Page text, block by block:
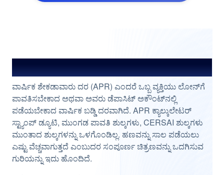
APR ಕ್ಯಾಲ್ಕುಲೇಟರ್ ಬಗ್ಗೆ
ವಾರ್ಷಿಕ ಶೇಕಡಾವಾರು ದರ (APR) ಎಂದರೆ ಒಬ್ಬ ವ್ಯಕ್ತಿಯು ಲೋನ್‌ಗೆ
ಪಾವತಿಸಬೇಕಾದ ಅಥವಾ ಅವರು ಡೆಪಾಸಿಟ್ ಅಕೌಂಟ್‌ನಲ್ಲಿ
ಪಡೆಯಬೇಕಾದ ವಾರ್ಷಿಕ ಬಡ್ಡಿ ದರವಾಗಿದೆ. APR ಕ್ಯಾಲ್ಕುಲೇಟರ್
ಸ್ಟ್ಯಾಂಪ್ ಡ್ಯೂಟಿ, ಮುಂಗಡ ಪಾವತಿ ಶುಲ್ಕಗಳು, CERSAI ಶುಲ್ಕಗಳು
ಮುಂತಾದ ಶುಲ್ಕಗಳನ್ನು ಒಳಗೊಂಡಿಲ್ಲ. ಹಣವನ್ನು ಸಾಲ ಪಡೆಯಲು
ಎಷ್ಟು ವೆಚ್ಚವಾಗುತ್ತದೆ ಎಂಬುದರ ಸಂಪೂರ್ಣ ಚಿತ್ರಣವನ್ನು ಒದಗಿಸುವ
ಗುರಿಯನ್ನು ಇದು ಹೊಂದಿದೆ.